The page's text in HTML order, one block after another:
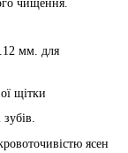
чищення.
мм. для
щітки
ясен